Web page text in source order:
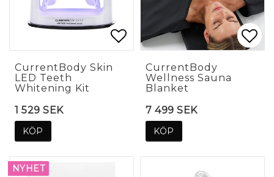
Lägg till i
Lägg till i
CurrentBody Skin
LED Teeth
Whitening Kit
1 529 SEK
KÖP
CurrentBody
Wellness Sauna
Blanket
7 499 SEK
KÖP
NYHET